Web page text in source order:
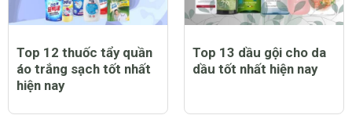
Top 12 thuốc tẩy quần
áo trắng sạch tốt nhất
hiện nay
Top 13 dầu gội cho da
dầu tốt nhất hiện nay